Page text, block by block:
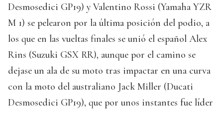
Desmosedici GP19) y Valentino Rossi (Yamaha YZR
M 1) se pelearon por la última posición del podio, a
los que en las vueltas finales se unió el español Alex
Rins (Suzuki GSX RR), aunque por el camino se
dejase un ala de su moto tras impactar en una curva
con la moto del australiano Jack Miller (Ducati
Desmosedici GP19), que por unos instantes fue líder